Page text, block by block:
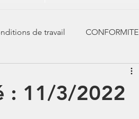
de travail CONFORMITE
: 11/3/2022